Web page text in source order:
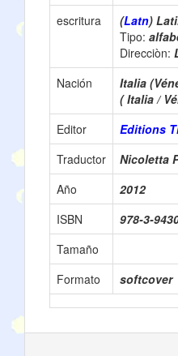
escritura
(Latn)
Tipo:
Direcciòn:
Nación
Italia
( Italia /
Editor
Editions
Traductor
Nicoletta
Año
2012
ISBN
978-3-
Tamaño
Formato
softcover